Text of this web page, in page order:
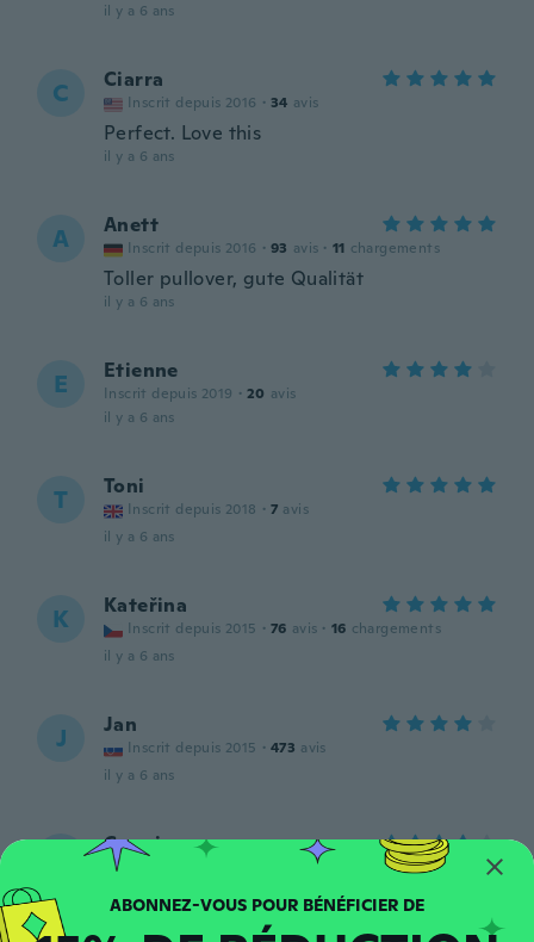
il y a 6 ans
C Ciarra
Inscrit depuis 2016 · 34 avis
Perfect. Love this
il y a 6 ans
A Anett
Inscrit depuis 2016 · 93 avis · 11 chargements
Toller pullover, gute Qualität
il y a 6 ans
E Etienne
Inscrit depuis 2019 · 20 avis
il y a 6 ans
T Toni
Inscrit depuis 2018 · 7 avis
il y a 6 ans
K Kateřina
Inscrit depuis 2015 · 76 avis · 16 chargements
il y a 6 ans
J Jan
Inscrit depuis 2015 · 473 avis
il y a 6 ans
Connie